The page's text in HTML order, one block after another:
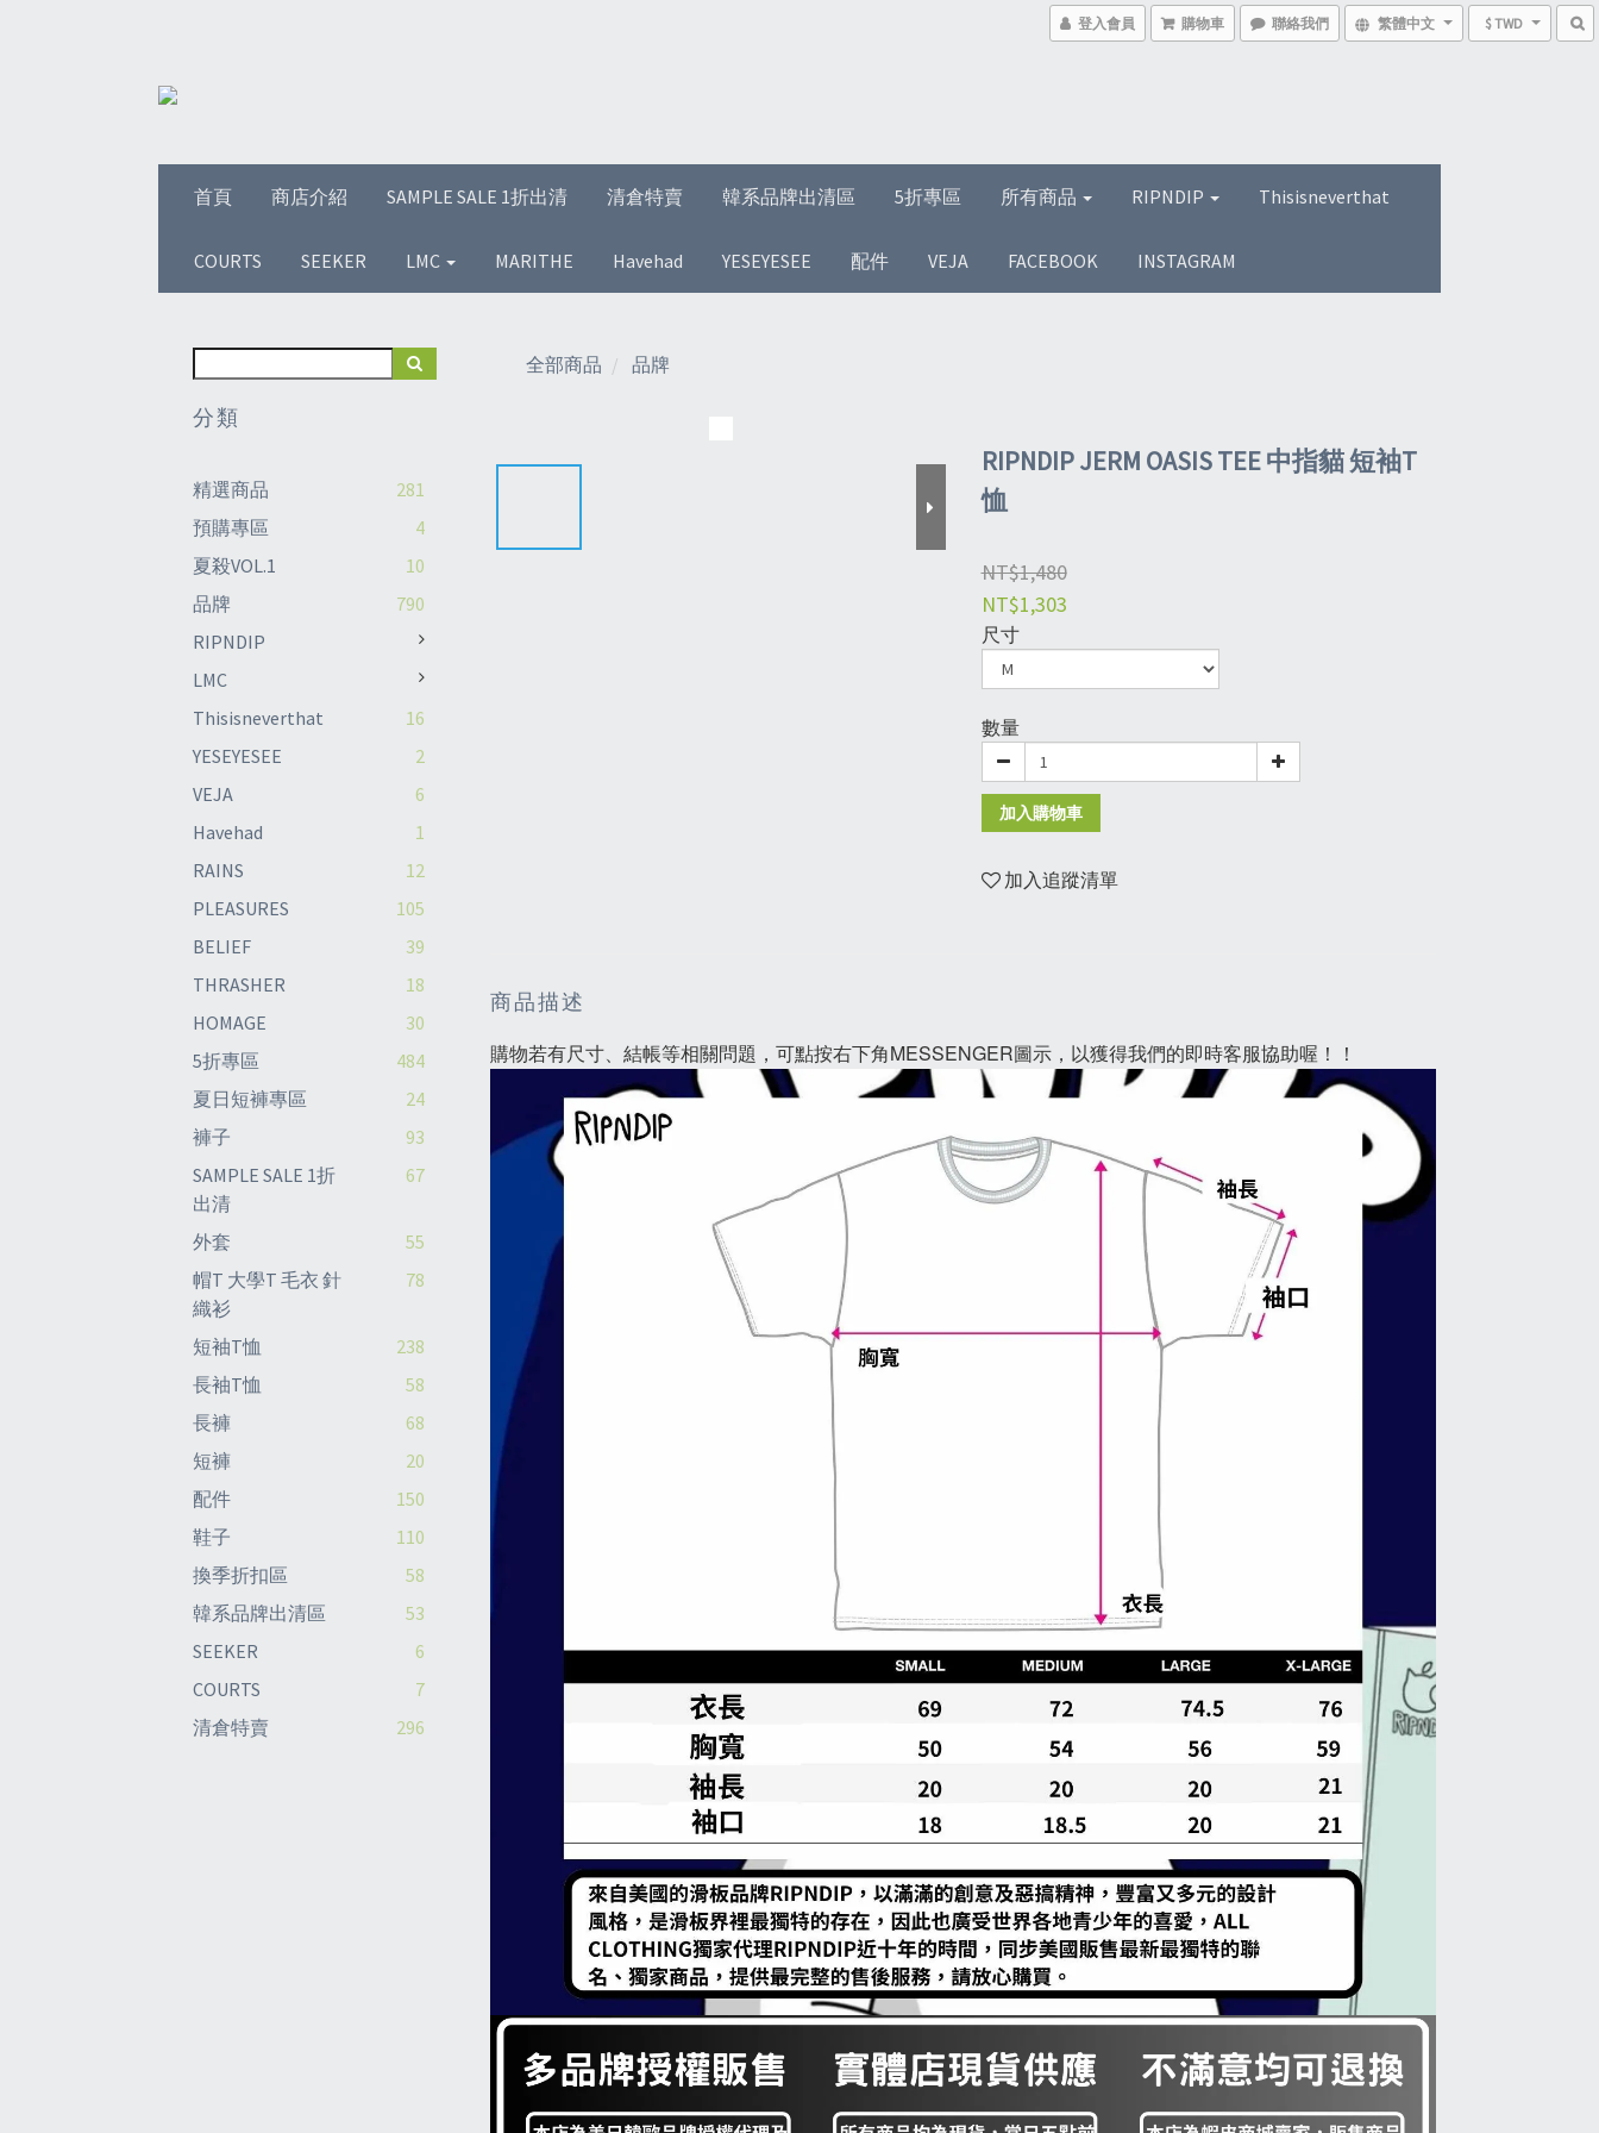
登入會員 購物車 聯絡我們 繁體中文 $ TWD
首頁 商店介紹 SAMPLE SALE 1折出清 清倉特賣 韓系品牌出清區 5折專區 所有商品 RIPNDIP Thisisneverthat
COURTS SEEKER LMC MARITHE Havehad YESEYESEE 配件 VEJA FACEBOOK INSTAGRAM
分類
精選商品
281
預購專區
4
夏殺VOL.1
10
品牌
790
RIPNDIP
LMC
Thisisneverthat
16
YESEYESEE
2
VEJA
6
Havehad
1
RAINS
12
PLEASURES
105
BELIEF
39
THRASHER
18
HOMAGE
30
5折專區
484
夏日短褲專區
24
褲子
93
SAMPLE SALE 1折
出清
67
外套
55
帽T 大學T 毛衣 針
織衫
78
短袖T恤
238
長袖T恤
58
長褲
68
短褲
20
配件
150
鞋子
110
換季折扣區
58
韓系品牌出清區
53
SEEKER
6
COURTS
7
清倉特賣
296
全部商品 品牌
RIPNDIP JERM OASIS TEE 中指貓 短袖T
恤
NT$1,480
NT$1,303
尺寸
數量
加入購物車
加入追蹤清單
商品描述
購物若有尺寸、結帳等相關問題，可點按右下角MESSENGER圖示，以獲得我們的即時客服協助喔！！